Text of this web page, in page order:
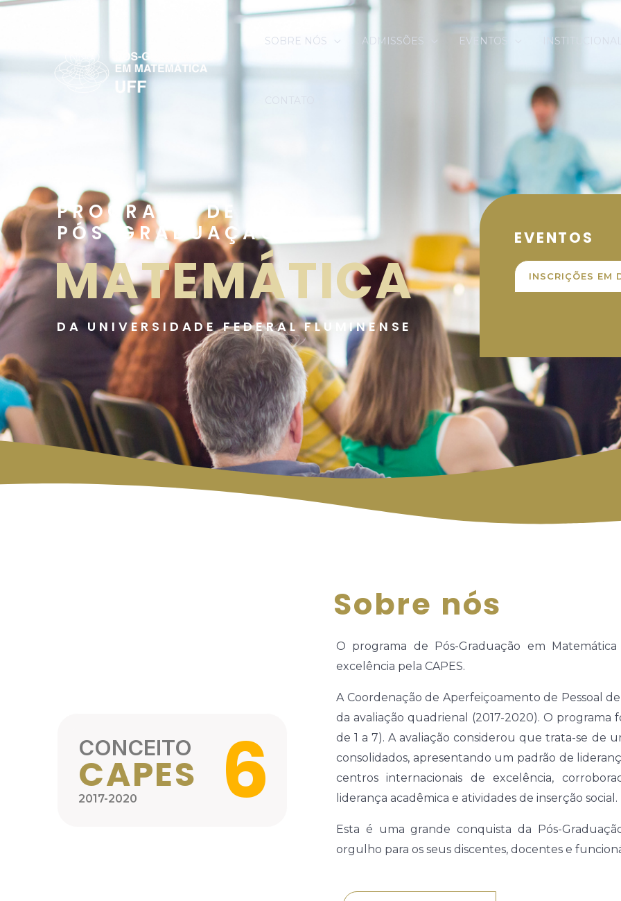
SOBRE NÓS ADMISSÕES EVENTOS INSTITUCIONAL
PROGRAMA DE
PÓS-GRADUAÇÃO EM
MATEMÁTICA
DA UNIVERSIDADE FEDERAL FLUMINENSE
EVENTOS
INSCRIÇÕES
CONCEITO
CAPES
2017-2020 6
Sobre nós
O programa de Pós-Graduação em
excelência pela CAPES.
A Coordenação de Aperfeiçoamento de Pessoal
da avaliação quadrienal (2017-2020). O
de 1 a 7). A avaliação considerou que trata-se de
consolidados, apresentando um padrão de
centros internacionais de excelência,
liderança acadêmica e atividades de inserção social.
Esta é uma grande conquista da Pós-
orgulho para os seus discentes, docentes e